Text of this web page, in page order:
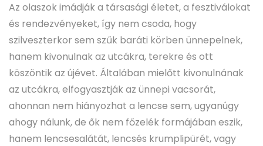
Az olaszok imádják a társasági életet, a fesztiválokat
és rendezvényeket, így nem csoda, hogy
szilveszterkor sem szűk baráti körben ünnepelnek,
hanem kivonulnak az utcákra, terekre és ott
köszöntik az újévet. Általában mielőtt kivonulnának
az utcákra, elfogyasztják az ünnepi vacsorát,
ahonnan nem hiányozhat a lencse sem, ugyanúgy
ahogy nálunk, de ők nem főzelék formájában eszik,
hanem lencsesalátát, lencsés krumplipürét, vagy